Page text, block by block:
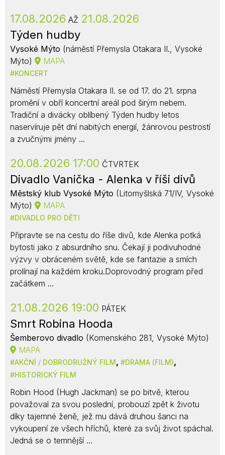
17.08.2026 AŽ 21.08.2026
Týden hudby
Vysoké Mýto (náměstí Přemysla Otakara II., Vysoké
Mýto)
MAPA
KONCERT
Náměstí Přemysla Otakara II. se od 17. do 21. srpna
promění v obří koncertní areál pod širým nebem.
Tradiční a divácky oblíbený Týden hudby letos
naservíruje pět dní nabitých energií, žánrovou pestrostí
a zvučnými jmény ...
20.08.2026 17:00 ČTVRTEK
Divadlo Vanička - Alenka v říši divů
Městský klub Vysoké Mýto (Litomyšlská 71/IV, Vysoké
Mýto)
MAPA
DIVADLO PRO DĚTI
Připravte se na cestu do říše divů, kde Alenka potká
bytosti jako z absurdního snu. Čekají ji podivuhodné
výzvy v obráceném světě, kde se fantazie a smích
prolínají na každém kroku.Doprovodný program před
začátkem ...
21.08.2026 19:00 PÁTEK
Smrt Robina Hooda
Šemberovo divadlo (Komenského 281, Vysoké Mýto)
MAPA
AKČNÍ / DOBRODRUŽNÝ FILM, DRAMA (FILM),
HISTORICKÝ FILM
Robin Hood (Hugh Jackman) se po bitvě, kterou
považoval za svou poslední, probouzí zpět k životu
díky tajemné ženě, jež mu dává druhou šanci na
vykoupení ze všech hříchů, které za svůj život spáchal.
Jedná se o temnější ...